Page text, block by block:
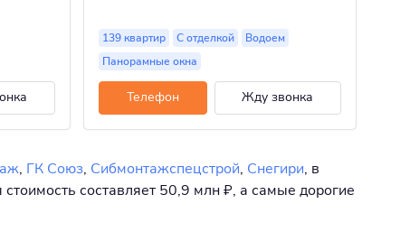
139 квартир С отделкой
Водоем
Панорамные окна
Телефон Жду звонка
, ГК Союз, Сибмонтажспецстрой, Снегири, в
составляет 50,9 млн ₽, а самые дорогие